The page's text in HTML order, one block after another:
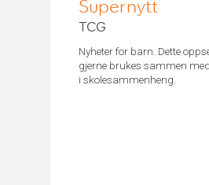
Supernytt
TCG
Nyheter for barn. Dette
gjerne brukes sammen
i skolesammenheng.